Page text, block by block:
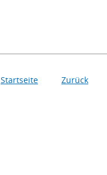
Startseite Zurück